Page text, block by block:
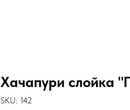
Хачапури слойка
SKU: 142